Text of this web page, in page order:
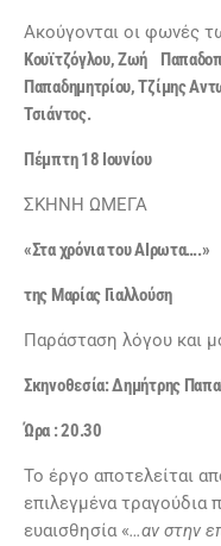
Ακούγονται οι φωνές
Κουϊτζόγλου, Ζωή
Παπαδημητρίου, Τζίμης
Τσιάντος.
Πέμπτη 18 Ιουνίου
ΣΚΗΝΗ ΩΜΕΓΑ
«Στα χρόνια του ΑΙρωτα….»
της Μαρίας Γιαλλούση
Παράσταση λόγου και
Σκηνοθεσία: Δημήτρης
Ώρα : 20.30
Το έργο αποτελείται
επιλεγμένα τραγούδια
ευαισθησία «…αν στην